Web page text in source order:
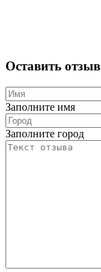
Оставить отзыв
Заполните имя
Заполните город